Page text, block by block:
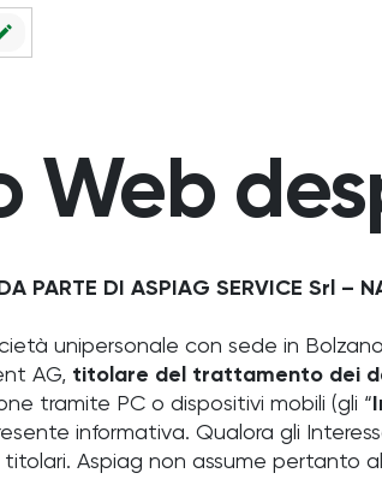
Web
PARTE DI ASPIAG SERVICE Srl –
unipersonale con sede in
AG, titolare del trattamento dei
tramite PC o dispositivi mobili (gli “
informativa. Qualora gli
Aspiag non assume pertanto